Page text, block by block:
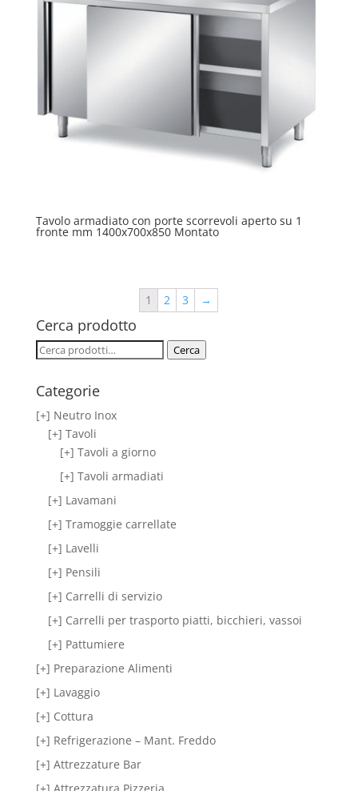
Tavolo armadiato con porte scorrevoli aperto su 1
fronte mm 1400x700x850 Montato
1 2 3 →
Cerca prodotto
Cerca: Cerca
Categorie
[+] Neutro Inox
[+] Tavoli
[+] Tavoli a giorno
[+] Tavoli armadiati
[+] Lavamani
[+] Tramoggie carrellate
[+] Lavelli
[+] Pensili
[+] Carrelli di servizio
[+] Carrelli per trasporto piatti, bicchieri, vassoi
[+] Pattumiere
[+] Preparazione Alimenti
[+] Lavaggio
[+] Cottura
[+] Refrigerazione – Mant. Freddo
[+] Attrezzature Bar